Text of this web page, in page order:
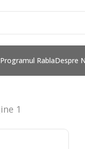
Programul RablaDespre